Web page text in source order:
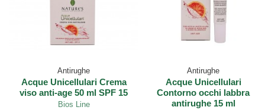
Antirughe
Acque Unicellulari Crema
viso anti-age 50 ml SPF 15
Bios Line
Antirughe
Acque Unicellulari
Contorno occhi labbra
antirughe 15 ml